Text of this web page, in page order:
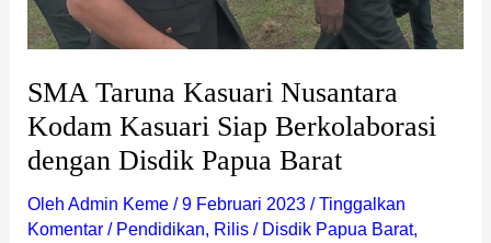
SMA Taruna Kasuari Nusantara
Kodam Kasuari Siap Berkolaborasi
dengan Disdik Papua Barat
Oleh Admin Keme /9 Februari 2023 /Tinggalkan
Komentar / Pendidikan, Rilis/ Disdik Papua Barat,
Papua
Barat